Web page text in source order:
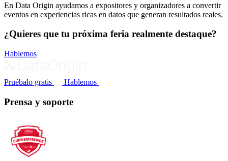
En Data Origin ayudamos a expositores y organizadores a convertir
eventos en experiencias ricas en datos que generan resultados reales.
¿Quieres que tu próxima feria realmente destaque?
Hablemos
Pruébalo gratis Hablemos
Prensa y soporte